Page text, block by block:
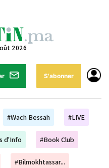
2026
S'abonner
#Wach Bessah #LIVE
d'Info #Book Club
#Bilmokhtassar...